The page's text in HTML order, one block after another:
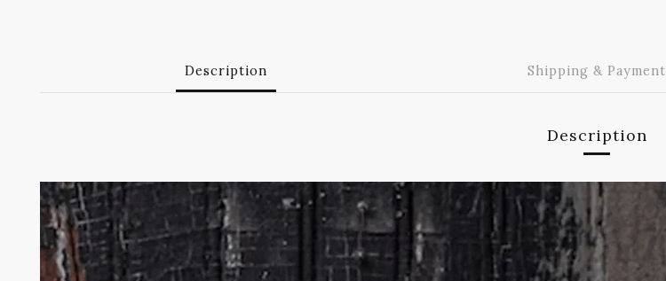
Description Shipping & Payment
Description